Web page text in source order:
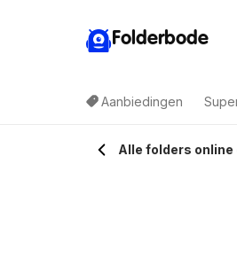
Folderbode
Aanbiedingen
Alle folders online